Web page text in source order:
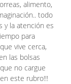
alimento,
todo
y la atención es
para
vive cerca,
las bolsas
no cargue
este rubro!!!